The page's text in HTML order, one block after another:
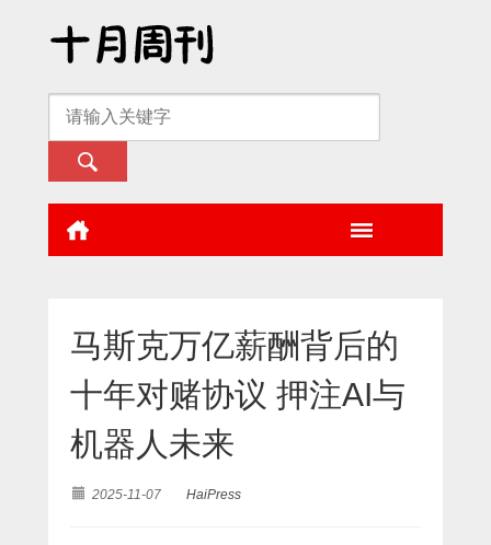
马斯克万亿薪酬背后的
十年对赌协议 押注AI与
机器人未来
2025-11-07 HaiPress